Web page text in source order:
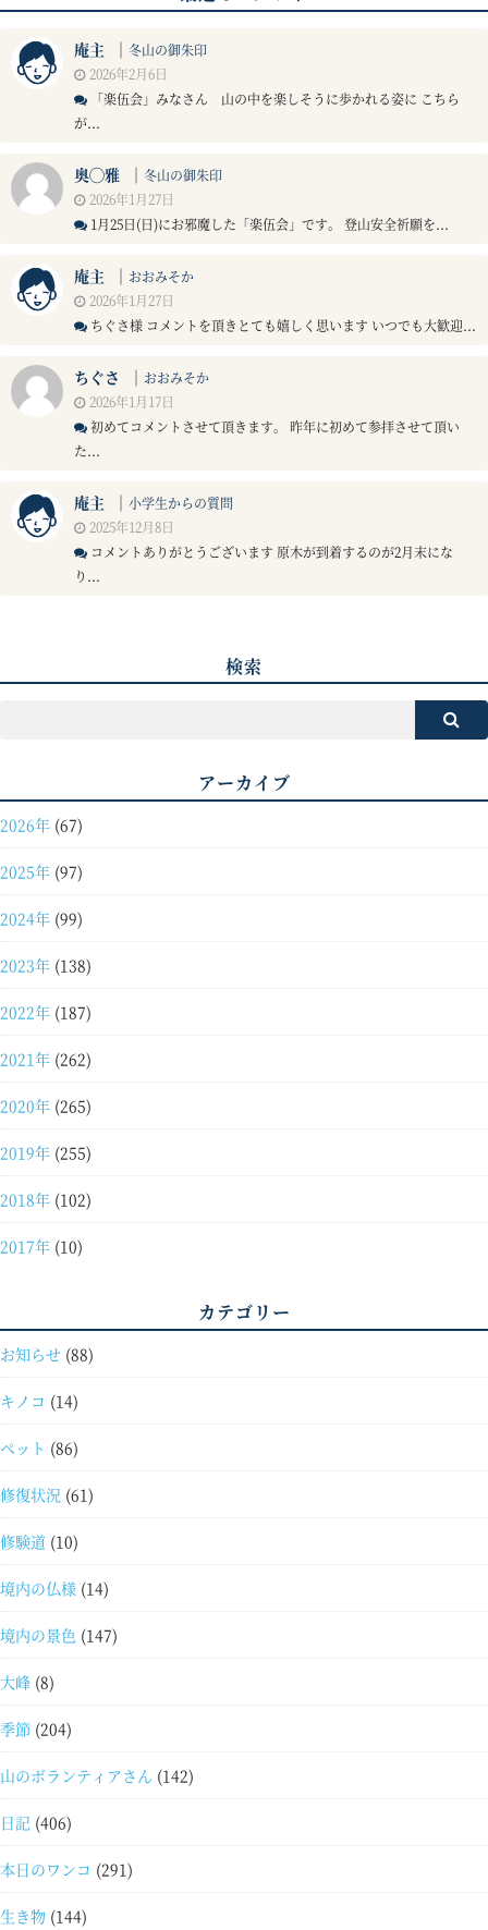
庵主 ｜ 冬山の御朱印
2026年2月6日
「楽伍会」みなさん 山の中を楽しそうに歩かれる姿に こちら
が...
奥◯雅 ｜ 冬山の御朱印
2026年1月27日
1月25日(日)にお邪魔した「楽伍会」です。 登山安全祈願を...
庵主 ｜ おおみそか
2026年1月27日
ちぐさ様 コメントを頂きとても嬉しく思います いつでも大歓迎...
ちぐさ ｜ おおみそか
2026年1月17日
初めてコメントさせて頂きます。 昨年に初めて参拝させて頂い
た...
庵主 ｜ 小学生からの質問
2025年12月8日
コメントありがとうございます 原木が到着するのが2月末にな
り...
検索
アーカイブ
2026年 (67)
2025年 (97)
2024年 (99)
2023年 (138)
2022年 (187)
2021年 (262)
2020年 (265)
2019年 (255)
2018年 (102)
2017年 (10)
カテゴリー
お知らせ (88)
キノコ (14)
ペット (86)
修復状況 (61)
修験道 (10)
境内の仏様 (14)
境内の景色 (147)
大峰 (8)
季節 (204)
山のボランティアさん (142)
日記 (406)
本日のワンコ (291)
生き物 (144)